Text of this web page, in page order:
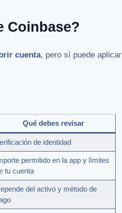
Coinbase?
cuenta, pero sí puede aplicar
Qué debes revisar
de identidad
permitido en la app y límites
tu cuenta
del activo y método de